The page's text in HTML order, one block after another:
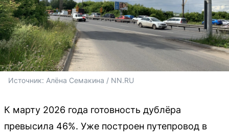
Источник: Алёна Семакина / NN.RU
К марту 2026 года готовность дублёра
превысила 46%. Уже построен путепровод в